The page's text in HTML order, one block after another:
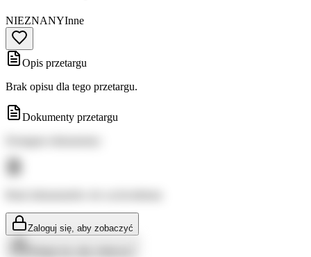
NIEZNANYInne
Opis przetargu
Brak opisu dla tego przetargu.
Dokumenty przetargu
Zaloguj się, aby zobaczyć